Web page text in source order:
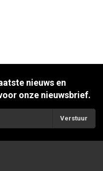
nieuws en
onze nieuwsbrief.
Verstuur